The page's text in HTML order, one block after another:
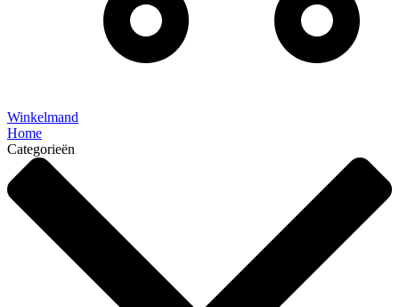
Winkelmand
Home
Categorieën